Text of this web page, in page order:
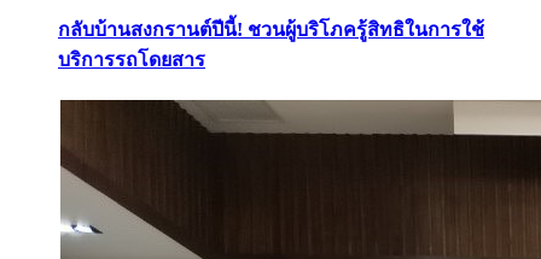
กลับบ้านสงกรานต์ปีนี้! ชวนผู้บริโภครู้สิทธิในการใช้
บริการรถโดยสาร